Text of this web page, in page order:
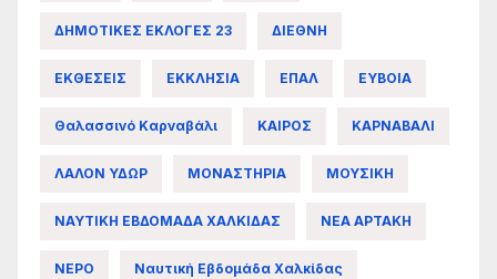
ΔΗΜΟΤΙΚΕΣ ΕΚΛΟΓΕΣ 23 ΔΙΕΘΝΗ
ΕΚΘΕΣΕΙΣ ΕΚΚΛΗΣΙΑ ΕΠΑΛ ΕΥΒΟΙΑ
Θαλασσινό Καρναβάλι ΚΑΙΡΟΣ ΚΑΡΝΑΒΑΛΙ
ΛΑΛΟΝ ΥΔΩΡ ΜΟΝΑΣΤΗΡΙΑ ΜΟΥΣΙΚΗ
ΝΑΥΤΙΚΗ ΕΒΔΟΜΑΔΑ ΧΑΛΚΙΔΑΣ ΝΕΑ ΑΡΤΑΚΗ
ΝΕΡΟ Ναυτική Εβδομάδα Χαλκίδας